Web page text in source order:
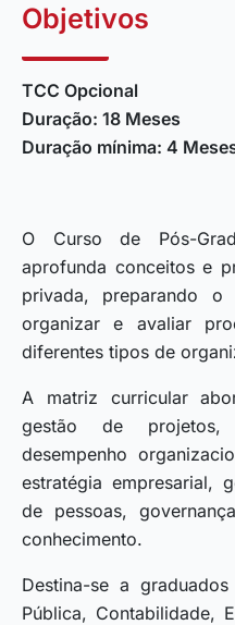
Objetivos
TCC Opcional
Duração: 18 Meses
Duração mínima: 4
O Curso de Pós-
aprofunda conceitos e
privada, preparando o
organizar e avaliar
diferentes tipos de
A matriz curricular
gestão de projetos,
desempenho
estratégia empresarial,
de pessoas,
conhecimento.
Destina-se a
Pública, Contabilidade,